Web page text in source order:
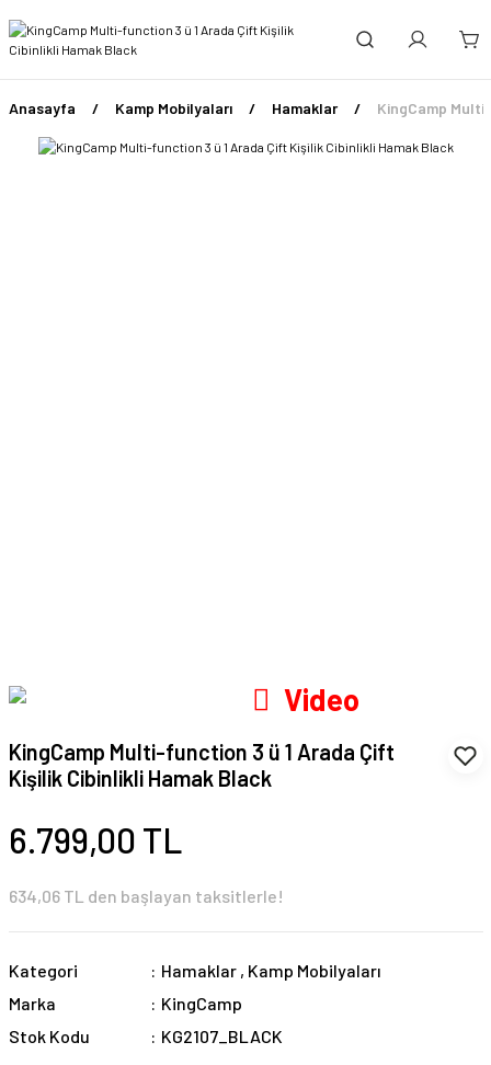
Anasayfa Kamp Mobilyaları Hamaklar KingCamp
Video
KingCamp Multi-function 3 ü 1 Arada Çift
Kişilik Cibinlikli Hamak Black
6.799,00 TL
634,06 TL den başlayan taksitlerle!
Kategori Hamaklar , Kamp Mobilyaları
Marka
KingCamp
Stok Kodu
KG2107_BLACK